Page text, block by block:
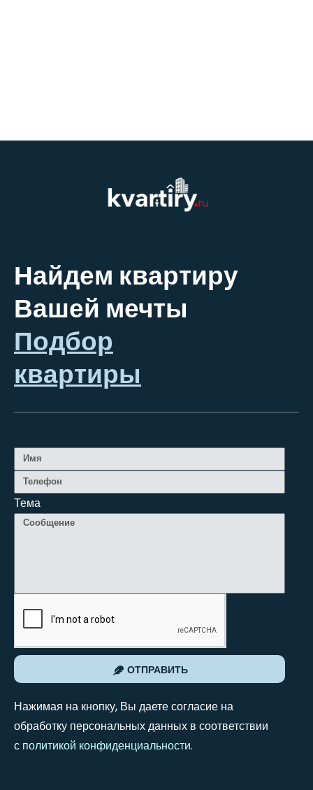
Найдем квартиру
Вашей мечты
Подбор
квартиры
Тема
ОТПРАВИТЬ
Нажимая на кнопку, Вы даете согласие на
обработку персональных данных в соответствии
с политикой конфиденциальности.